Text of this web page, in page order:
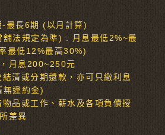
最長6期 (以月計算)
舖法規定為準) : 月息最低2%~最
最低12%最高30%)
月息200~250元
清或分期還款，亦可只繳利息
無違約金)
品或工作、薪水及各項負債授
差異